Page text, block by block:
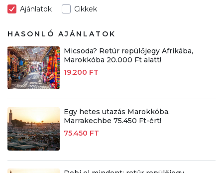
Ajánlatok Cikkek
HASONLÓ AJÁNLATOK
Micsoda? Retúr repülőjegy Afrikába,
Marokkóba 20.000 Ft alatt!
19.200 FT
Egy hetes utazás Marokkóba,
Marrakechbe 75.450 Ft-ért!
75.450 FT